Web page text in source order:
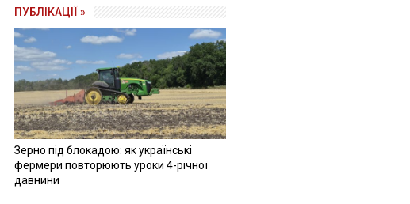
ПУБЛІКАЦІЇ »
Зерно під блокадою: як українські
фермери повторюють уроки 4-річної
давнини